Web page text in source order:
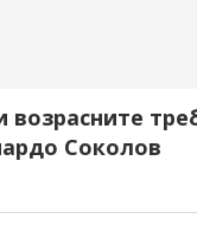
возрасните
Соколов